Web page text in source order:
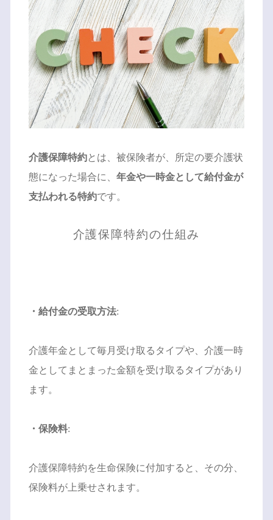
介護保障特約とは、被保険者が、所定の要介護状
態になった場合に、 年金や一時金として給付金が
支払われる特約です。
介護保障特約の仕組み
・給付金の受取方法:
介護年金として毎月受け取るタイプや、介護一時
金としてまとまった金額を受け取るタイプがあり
ます。
・保険料:
介護保障特約を生命保険に付加すると、その分、
保険料が上乗せされます。